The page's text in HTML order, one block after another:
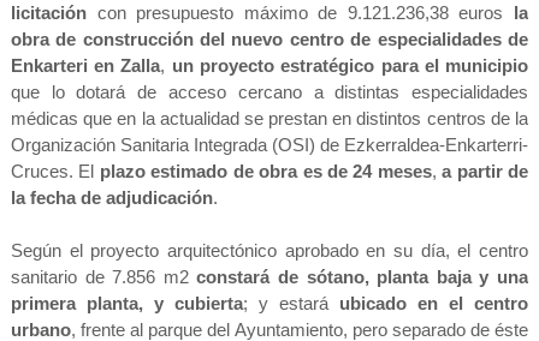
licitación con presupuesto máximo de 9.121.236,38 euros la
obra de construcción del nuevo centro de especialidades de
Enkarteri en Zalla, un proyecto estratégico para el municipio
que lo dotará de acceso cercano a distintas especialidades
médicas que en la actualidad se prestan en distintos centros de la
Organización Sanitaria Integrada (OSI)de Ezkerraldea-Enkarterri-
Cruces. El plazo estimado de obra es de 24 meses,a partirde
la fecha de adjudicación.
Según el proyecto arquitectónico aprobado en su día, el centro
sanitario de 7.856 m2constará de sótano, planta baja y una
primera planta, y cubierta; y estará ubicado en elcentro
urbano, frente al parque del Ayuntamiento, pero separado de éste